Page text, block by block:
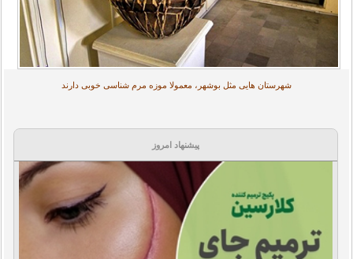
شهرستان هایی مثل بوشهر، معمولا موزه مرم شناسی خوبی دارند
پیشنهاد امروز